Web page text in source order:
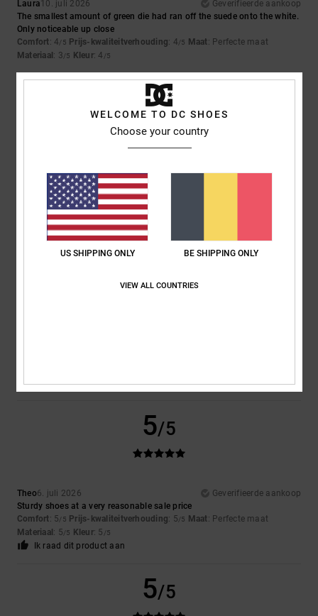
Laura10. juli 2026
Geverifieerde aankoop
The smallest amount of green die had ran off the suede onto the white.
Only noticeable up close
Comfort: 4/5 Prijs-kwaliteitverhouding: 4/5 Maat: Perfecte maat
Materiaal : 3/5 Kleur: 4 /5
5/5
Mooie schoenen
: 4/5 Prijs-kwaliteitverhouding
Materiaal: 5/5 Kleur: 5/5
Ik raad dit product aan
Ik raad dit product aan
5/5
Theo6. juli 2026
Geverifieerde aankoop
Sturdy shoes at a very reasonable sale price
Comfort: 5/5 Prijs-kwaliteitverhouding: 5/5 Maat: Perfecte maat
Materiaal : 5/5 Kleur: 5 /5
Ik raad dit product aan
5/5
WELCOME TO DC SHOES
Choose your country
US SHIPPING ONLY BE SHIPPING ONLY
VIEW ALL COUNTRIES